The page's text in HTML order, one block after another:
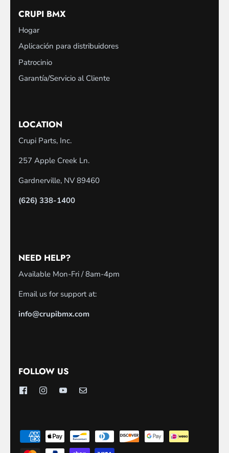
CRUPI BMX
Hogar
Aplicación para distribuidores
Patrocinio
Garantía/Servicio al Cliente
LOCATION
Crupi Parts, Inc.
257 Apple Creek Ln.
Gardnerville, NV 89460
(626) 338-1400
NEED HELP?
Available Mon-Fri / 8am-4pm
Email us for support at:
info@crupibmx.com
FOLLOW US